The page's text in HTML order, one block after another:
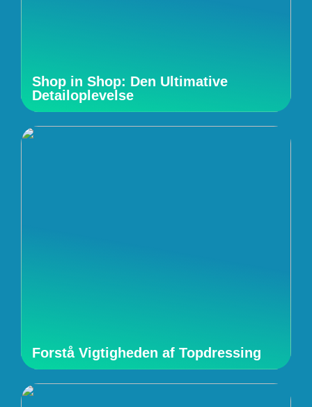
Shop in Shop: Den Ultimative
Detailoplevelse
Forstå Vigtigheden af Topdressing